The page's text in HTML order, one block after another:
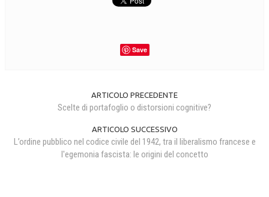
Save
ARTICOLO PRECEDENTE
Scelte di portafoglio o distorsioni cognitive?
ARTICOLO SUCCESSIVO
L’ordine pubblico nel codice civile del 1942, tra il liberalismo francese e
l'egemonia fascista: le origini del concetto